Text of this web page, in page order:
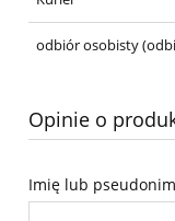
odbiór osobisty
Opinie o
Imię lub